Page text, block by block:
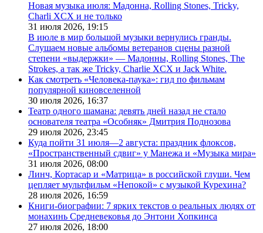
Новая музыка июля: Мадонна, Rolling Stones, Tricky,
Charli XCX и не только
31 июля 2026, 19:15
В июле в мир большой музыки вернулись гранды.
Слушаем новые альбомы ветеранов сцены разной
степени «выдержки» — Мадонны, Rolling Stones, The
Strokes, а так же Tricky, Charlie XCX и Jack White.
Как смотреть «Человека-паука»: гид по фильмам
популярной киновселенной
30 июля 2026, 16:37
Театр одного шамана: девять дней назад не стало
основателя театра «Особняк» Дмитрия Поднозова
29 июля 2026, 23:45
Куда пойти 31 июля—2 августа: праздник флоксов,
«Пространственный сдвиг» у Манежа и «Музыка мира»
31 июля 2026, 08:00
Линч, Кортасар и «Матрица» в российской глуши. Чем
цепляет мультфильм «Непокой» с музыкой Курехина?
28 июля 2026, 16:59
Книги-биографии: 7 ярких текстов о реальных людях от
монахинь Средневековья до Энтони Хопкинса
27 июля 2026, 18:00